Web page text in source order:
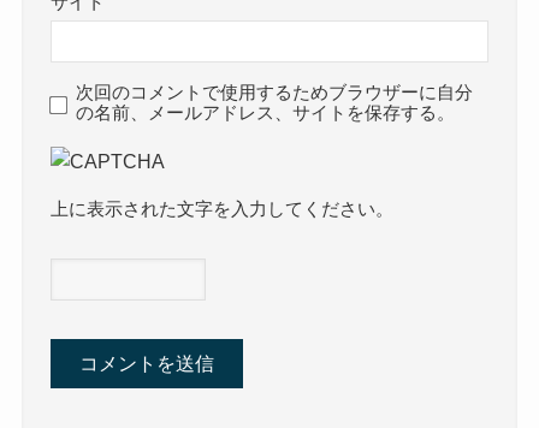
次回のコメントで使用するためブラウザーに自分
の名前、メールアドレス、サイトを保存する。
上に表示された文字を入力してください。